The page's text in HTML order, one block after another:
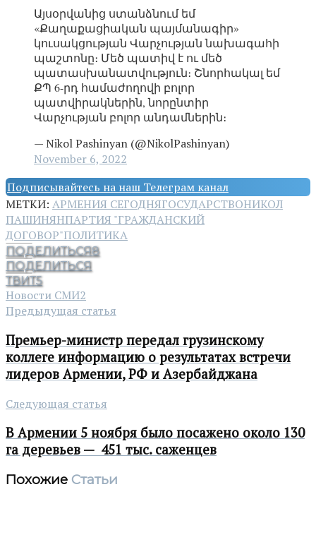
Այսօրվանից ստանձնում եմ
«Քաղաքացիական պայմանագիր»
կուսակցության Վարչության նախագահի
պաշտոնը։ Մեծ պատիվ է ու մեծ
պատասխանատվություն։ Շնորհակալ եմ
ՔՊ 6-րդ համաժողովի բոլոր
պատվիրակներին, նորընտիր
Վարչության բոլոր անդամներին։
— Nikol Pashinyan (@NikolPashinyan)
November 6, 2022
Подписывайтесь на наш Телеграм канал
МЕТКИ: АРМЕНИЯ СЕГОДНЯГОСУДАРСТВОНИКОЛ
ПАШИНЯНПАРТИЯ "ГРАЖДАНСКИЙ
ДОГОВОР"ПОЛИТИКА
ПОДЕЛИТЬСЯ8
ПОДЕЛИТЬСЯ
ТВИТ5
Новости СМИ2
Предыдущая статья
Премьер-министр передал грузинскому
коллеге информацию о результатах встречи
лидеров Армении, РФ и Азербайджана
Следующая статья
В Армении 5 ноября было посажено около 130
га деревьев — 451 тыс. саженцев
Похожие Статьи